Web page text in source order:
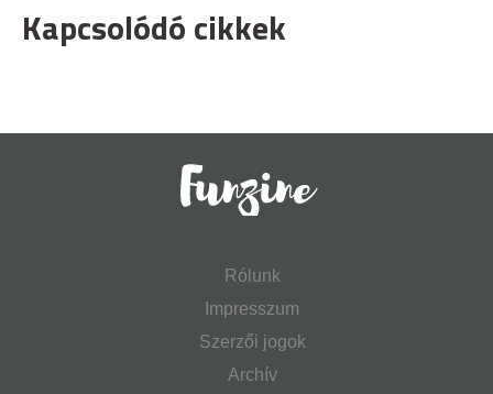
Kapcsolódó cikkek
Rólunk
Impresszum
Szerzői jogok
Archív